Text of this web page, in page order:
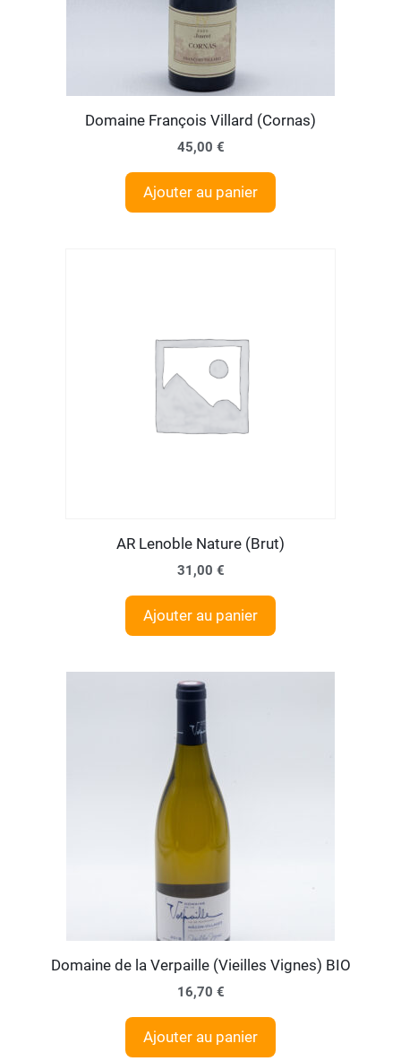
Domaine François Villard (Cornas)
45,00 €
Ajouter au panier
AR Lenoble Nature (Brut)
31,00 €
Ajouter au panier
Domaine de la Verpaille (Vieilles Vignes) BIO
16,70 €
Ajouter au panier